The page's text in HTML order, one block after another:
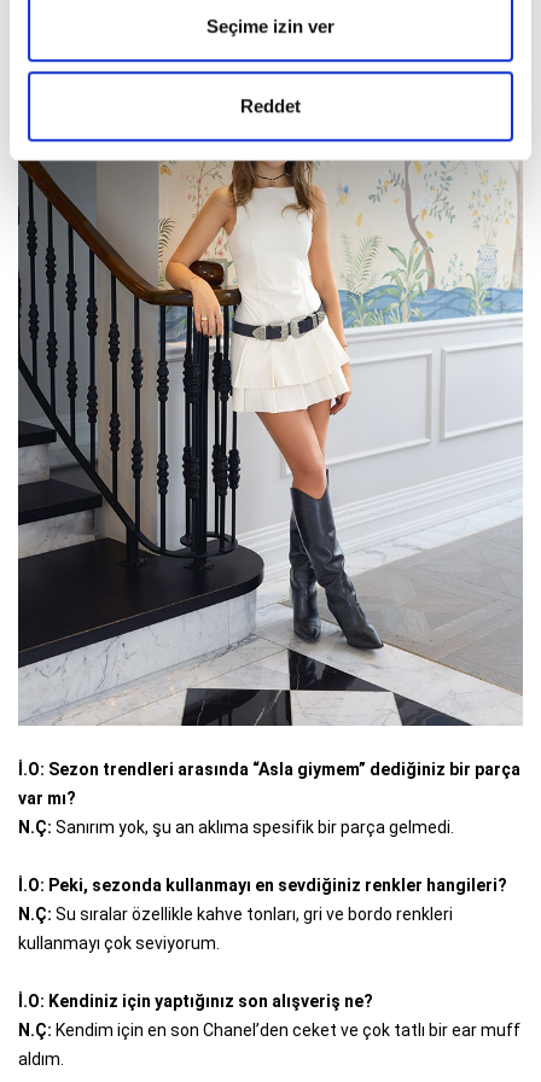
Seçime izin ver
Reddet
İ.O: Sezon trendleri arasında “Asla giymem” dediğiniz bir parça
var mı?
N.Ç: Sanırım yok, şu an aklıma spesifik bir parça gelmedi.
İ.O: Peki, sezonda kullanmayı en sevdiğiniz renkler hangileri?
N.Ç: Su sıralar özellikle kahve tonları, gri ve bordo renkleri
kullanmayı çok seviyorum.
İ.O: Kendiniz için yaptığınız son alışveriş ne?
N.Ç: Kendim için en son Chanel’den ceket ve çok tatlı bir ear muff
aldım.